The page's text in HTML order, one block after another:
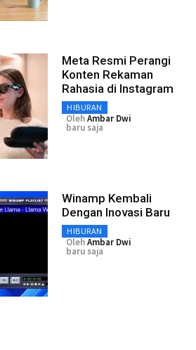
Meta Resmi Perangi
Konten Rekaman
Rahasia di Instagram
HIBURAN
OlehAmbar Dwi
baru saja
Winamp Kembali
Dengan Inovasi Baru
HIBURAN
OlehAmbar Dwi
baru saja